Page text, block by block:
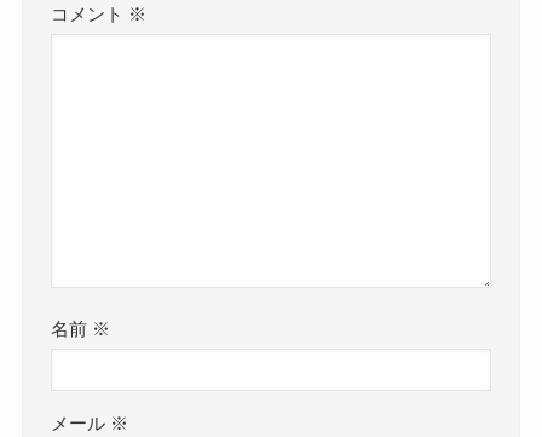
コメント ※
名前 ※
メール ※